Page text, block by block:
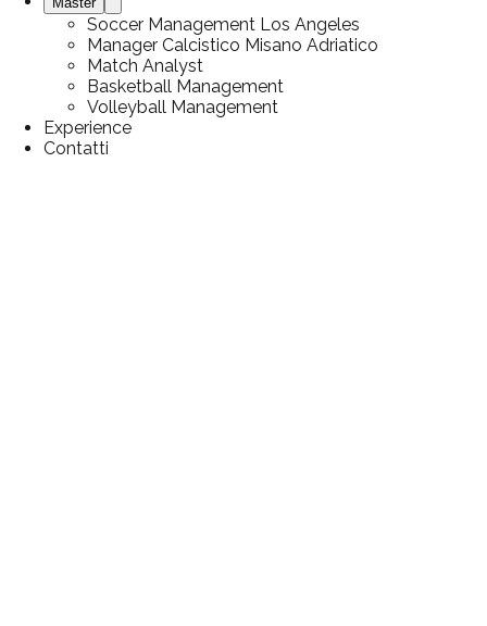
Soccer Management Los Angeles
Manager Calcistico Misano Adriatico
Match Analyst
Basketball Management
Volleyball Management
Experience
Contatti